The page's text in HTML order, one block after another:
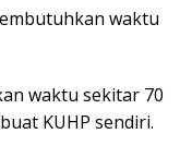
waktu
waktu sekitar 70
KUHP sendiri.